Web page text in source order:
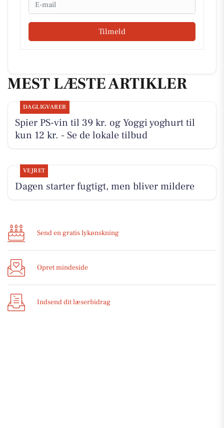
Tilmeld
MEST LÆSTE ARTIKLER
DAGLIGVARER
Spier PS-vin til 39 kr. og Yoggi yoghurt til
kun 12 kr. - Se de lokale tilbud
VEJRET
Dagen starter fugtigt, men bliver mildere
Send en gratis lykønskning
Opret mindeside
Indsend dit læserbidrag